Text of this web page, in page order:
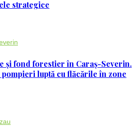
strategice
și fond forestier în Caraș-Severin.
luptă cu flăcările în zone